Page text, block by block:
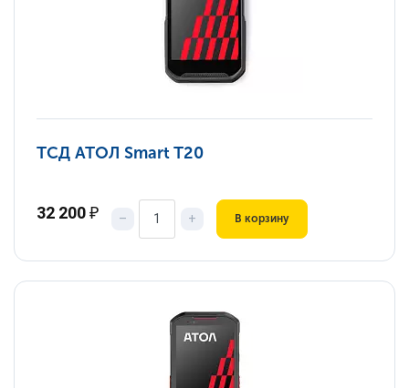
ТСД АТОЛ Smart T20
32 200₽ – + В корзину